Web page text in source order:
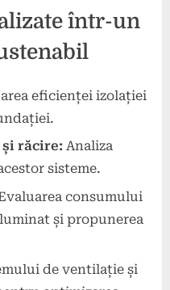
într-un
eficienței izolației
răcire: Analiza
sisteme.
consumului
și propunerea
de ventilație și